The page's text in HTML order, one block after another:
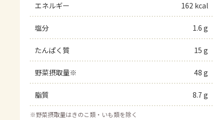
エネルギー 162 kcal
塩分 1.6 g
たんぱく質 15 g
野菜摂取量※ 48 g
脂質 8.7 g
※野菜摂取量はきのこ類・いも類を除く